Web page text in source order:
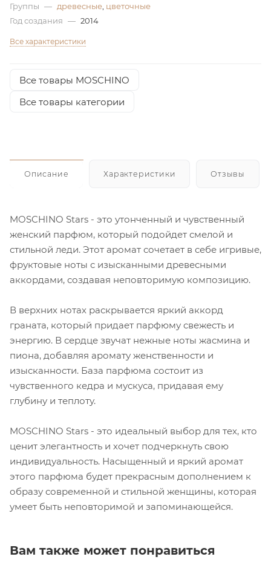
Группы — древесные цветочные
Год создания — 2014
Все характеристики
Все товары MOSCHINO
Все товары категории
Описание Характеристики Отзывы
MOSCHINO Stars - это утонченный и чувственный
женский парфюм, который подойдет смелой и
стильной леди. Этот аромат сочетает в себе игривые,
фруктовые ноты с изысканными древесными
аккордами, создавая неповторимую композицию.
В верхних нотах раскрывается яркий аккорд
граната, который придает парфюму свежесть и
энергию. В сердце звучат нежные ноты жасмина и
пиона, добавляя аромату женственности и
изысканности. База парфюма состоит из
чувственного кедра и мускуса, придавая ему
глубину и теплоту.
MOSCHINO Stars - это идеальный выбор для тех, кто
ценит элегантность и хочет подчеркнуть свою
индивидуальность. Насыщенный и яркий аромат
этого парфюма будет прекрасным дополнением к
образу современной и стильной женщины, которая
умеет быть неповторимой и запоминающейся.
Вам также может понравиться